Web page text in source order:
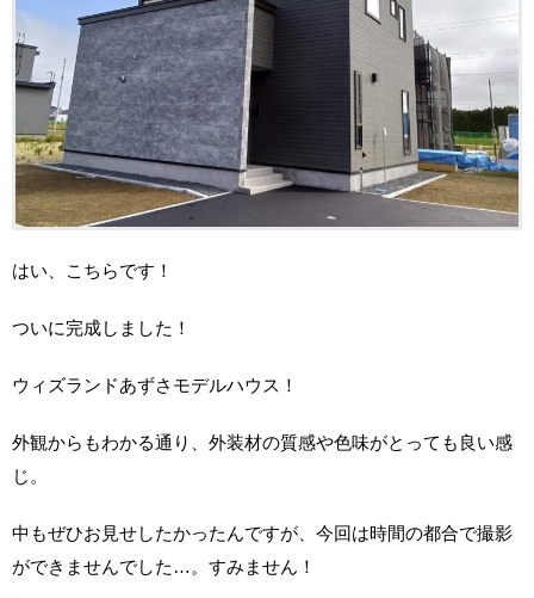
はい、こちらです！
ついに完成しました！
ウィズランドあずさモデルハウス！
外観からもわかる通り、外装材の質感や色味がとっても良い感
じ。
中もぜひお見せしたかったんですが、今回は時間の都合で撮影
ができませんでした…。すみません！